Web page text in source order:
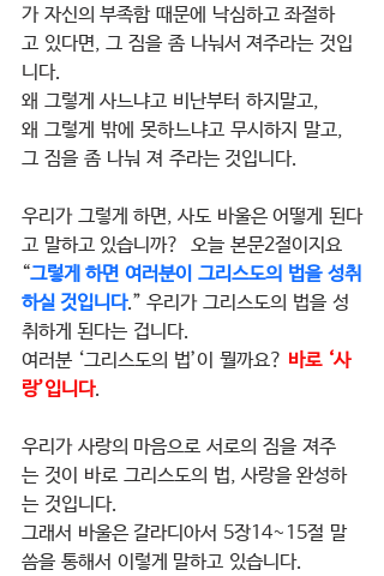
가 자신의 부족함 때문에 낙심하고 좌절하
고 있다면, 그 짐을 좀 나눠서 져주라는 것입
니다.
왜 그렇게 사느냐고 비난부터 하지말고,
왜 그렇게 밖에 못하느냐고 무시하지 말고,
그 짐을 좀 나눠 져 주라는 것입니다.
우리가 그렇게 하면, 사도 바울은 어떻게 된다
고 말하고 있습니까?  오늘 본문2절이지요
“그렇게 하면 여러분이 그리스도의 법을 성취
하실 것입니다.” 우리가 그리스도의 법을 성
취하게 된다는 겁니다.
여러분 ‘그리스도의 법’이 뭘까요? 바로 ‘사
랑’입니다.
우리가 사랑의 마음으로 서로의 짐을 져주
는 것이 바로 그리스도의 법, 사랑을 완성하
는 것입니다.
그래서 바울은 갈라디아서 5장14~15절 말
씀을 통해서 이렇게 말하고 있습니다.